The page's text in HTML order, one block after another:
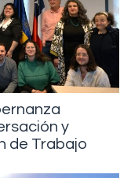
y
de Trabajo